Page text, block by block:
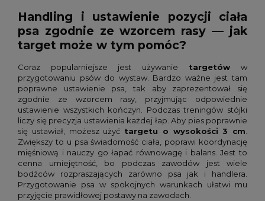
Handling i ustawienie pozycji ciała
psa zgodnie ze wzorcem rasy — jak
target może w tym pomóc?
Coraz popularniejsze jest używanie targetów w
przygotowaniu psów do wystaw. Bardzo ważne jest tam
poprawne ustawienie psa, tak aby zaprezentował się
zgodnie ze wzorcem rasy, przyjmując odpowiednie
ustawienie wszystkich kończyn. Podczas treningów stójki
liczy się precyzja ustawienia każdej łap. Aby pies poprawnie
się ustawiał, możesz użyć targetu o wysokości 3 cm
Zwiększy to u psa świadomość ciała, poprawi koordynację
mięśniową i nauczy go łapać równowagę i balans. Jest to
cenna umiejętność, bo podczas zawodów jest wiele
bodźców rozpraszających zarówno psa jak i handlera.
Przygotowanie psa w spokojnych warunkach ułatwi mu
przyjęcie prawidłowej postawy na zawodach.